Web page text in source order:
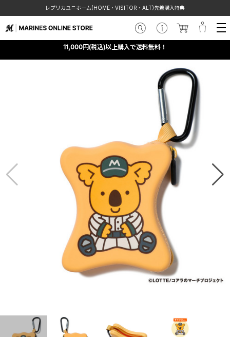
レプリカユニホーム(HOME・VISITOR・ALT)先着購入特典
11,000円(税込)以上購入で送料無料！